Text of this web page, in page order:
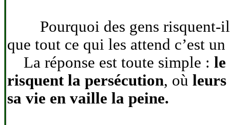
Pourquoi des gens risquent-ils
que tout ce qui les attend c’est
La réponse est toute simple : le
risquent la persécution, où
sa vie en vaille la peine.